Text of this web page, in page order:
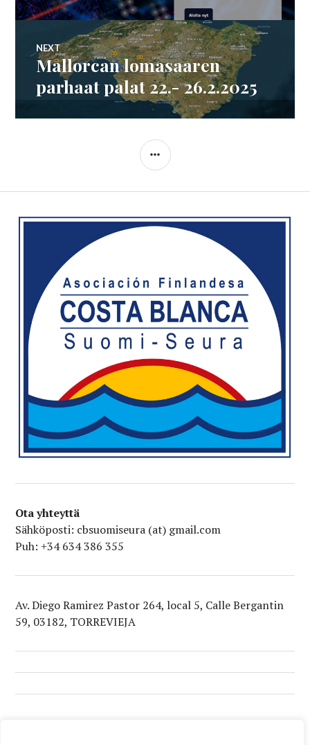
NEXT
Next
post:
Mallorcan lomasaaren
parhaat palat 22.- 26.2.2025
SIDEBAR
Ota yhteyttä
Sähköposti: cbsuomiseura (at) gmail.com
Puh: +34 634 386 355
Av. Diego Ramirez Pastor 264, local 5, Calle Bergantin
59, 03182, TORREVIEJA